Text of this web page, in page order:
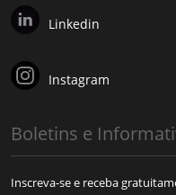
Linkedin
Instagram
Boletins e
Inscreva-se e receba